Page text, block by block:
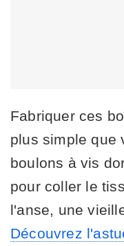
Fabriquer ces
plus simple que
boulons à vis
pour coller le
l'anse, une
Découvrez